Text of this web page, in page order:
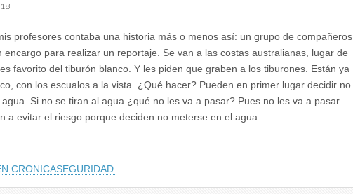
profesores contaba una historia más o menos así: un grupo de compañeros
encargo para realizar un reportaje. Se van a las costas australianas, lugar de
favorito del tiburón blanco. Y les piden que graben a los tiburones. Están ya
con los escualos a la vista. ¿Qué hacer? Pueden en primer lugar decidir no
Si no se tiran al agua ¿qué no les va a pasar? Pues no les va a pasar
a evitar el riesgo porque deciden no meterse en el agua.
CRONICASEGURIDAD.